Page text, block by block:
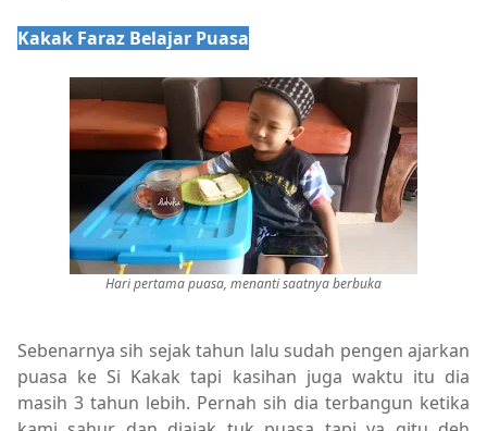
Kakak Faraz Belajar Puasa
Hari pertama puasa, menanti saatnya berbuka
Sebenarnya sih sejak tahun lalu sudah pengen ajarkan
puasa ke Si Kakak tapi kasihan juga waktu itu dia
masih 3 tahun lebih. Pernah sih dia terbangun ketika